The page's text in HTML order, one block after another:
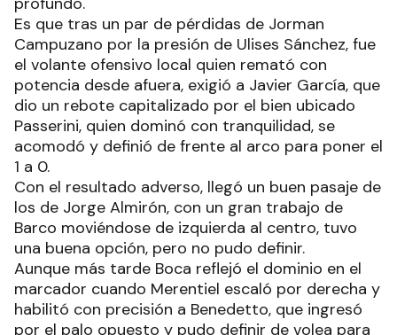
Es que tras un par de pérdidas de Jorman
Campuzano por la presión de Ulises Sánchez, fue
el volante ofensivo local quien remató con
potencia desde afuera, exigió a Javier García, que
dio un rebote capitalizado por el bien ubicado
Passerini, quien dominó con tranquilidad, se
acomodó y definió de frente al arco para poner el
1 a 0.
Con el resultado adverso, llegó un buen pasaje de
los de Jorge Almirón, con un gran trabajo de
Barco moviéndose de izquierda al centro, tuvo
una buena opción, pero no pudo definir.
Aunque más tarde Boca reflejó el dominio en el
marcador cuando Merentiel escaló por derecha y
habilitó con precisión a Benedetto, que ingresó
por el palo opuesto y pudo definir de volea para